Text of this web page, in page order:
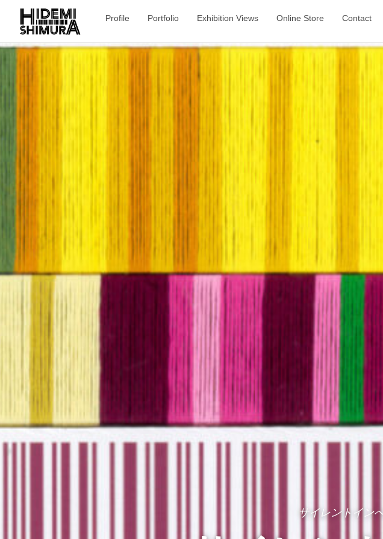
Profile Portfolio Exhibition Views Online Store Contact
サイレントイン